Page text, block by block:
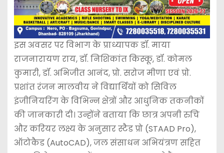
इस अवसर पर विभाग के प्राध्यापक डॉ. माया
राजनारायण राय, डॉ. निशिकांत किस्कू, डॉ. कोमल
कुमारी, डॉ. अभिजीत आनंद, प्रो. सरोज मीणा एवं प्रो.
प्रशांत रंजन मालवीय ने विद्यार्थियों को सिविल
इंजीनियरिंग के विभिन्न क्षेत्रों और आधुनिक तकनीकों
की जानकारी दी। उन्होंने बताया कि छात्र अपनी रुचि
और करियर लक्ष्य के अनुसार स्टैड प्रो (STAAD Pro),
ऑटोकैड (AutoCAD), जल संसाधन अभियंत्रण सहित